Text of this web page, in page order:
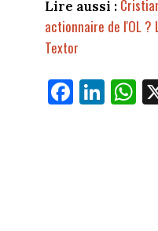
Lire aussi :
actionnaire de l'OL ?
Textor
Fa
ce
Li
nk
W
ha